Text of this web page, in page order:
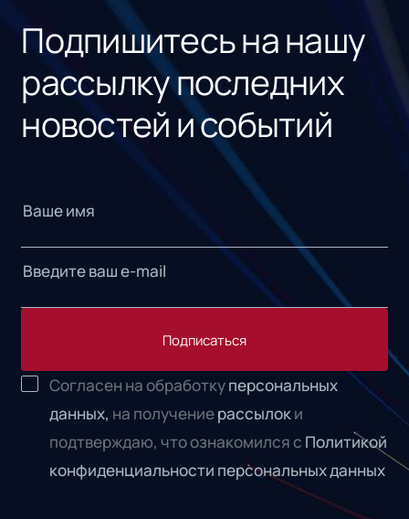
Подпишитесь на нашу
рассылку последних
новостей и событий
Подписаться
Согласен на обработкуперсональных
данных, на получениерассылоки
подтверждаю, что ознакомился с Политикой
конфиденциальности персональных данных